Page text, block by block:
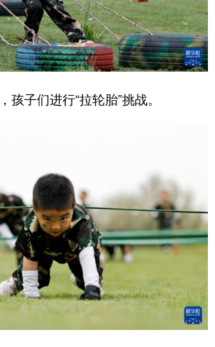
孩子们进行“拉轮胎”挑战。